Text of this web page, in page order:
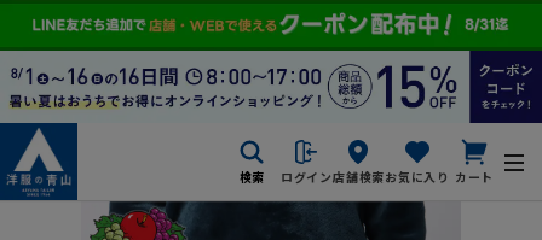
検索 ログイン店舗検索お気に入り カート